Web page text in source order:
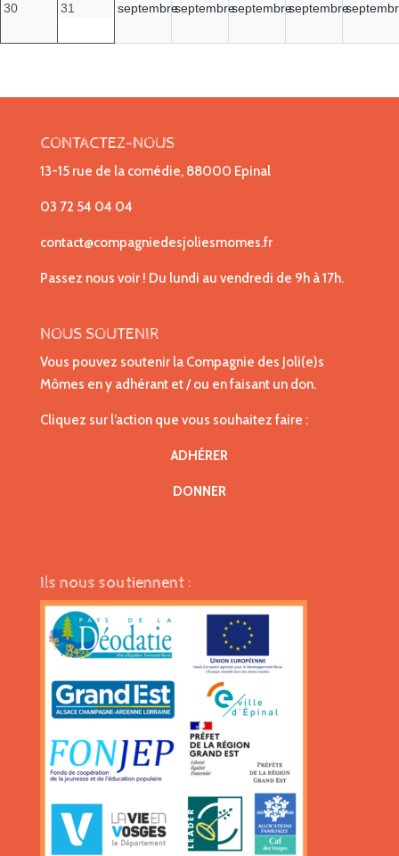
30 31 septembreseptembreseptembreseptembre
CONTACTEZ-NOUS
13-15 rue de la comédie, 88000 Epinal
03 72 54 04 04
contact@compagniedesjoliesmomes.fr
Passez nous voir ! Du lundi au vendredi de 9h à 17h.
NOUS SOUTENIR
Vous pouvez soutenir la Compagnie des Joli(e)s
Mômes en y adhérant et / ou en faisant un don.
Cliquez sur l’action que vous souhaitez faire :
ADHÉRER
DONNER
Ils nous soutiennent :